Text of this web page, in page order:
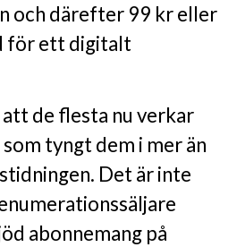
och därefter 99 kr eller
för ett digitalt
de flesta nu verkar
tyngt dem i mer än
Det är inte
abonnemang på